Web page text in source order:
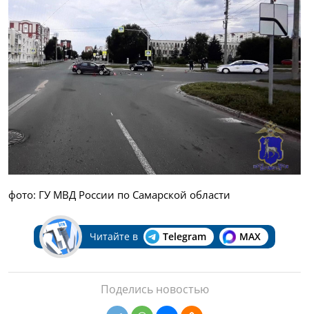
фото: ГУ МВД России по Самарской области
Читайте в Telegram MAX
Поделись новостью